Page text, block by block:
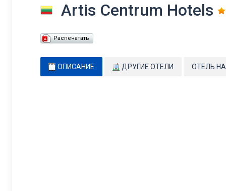
Artis Centrum Hotels
Распечатать
ОПИСАНИЕ ДРУГИЕ ОТЕЛИ ОТЕЛЬ